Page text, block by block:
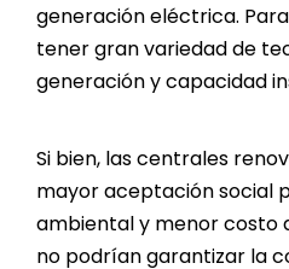
generación eléctrica.
tener gran variedad de
generación y capacidad
Si bien, las centrales
mayor aceptación social
ambiental y menor costo
no podrían garantizar la